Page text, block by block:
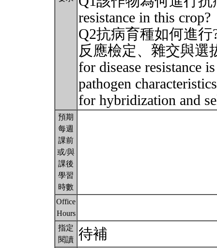
resistance in this crop?
Q2抗病育種如何進
反應檢定、雜交與選
for disease resistance
pathogen
for hybridization and
預期
每週
課前
或/與
課後
學習
時數
Office
Hours
指定
閱讀 待補